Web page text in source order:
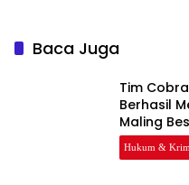
Baca Juga
Tim
Berhasil
Maling
Hukum &